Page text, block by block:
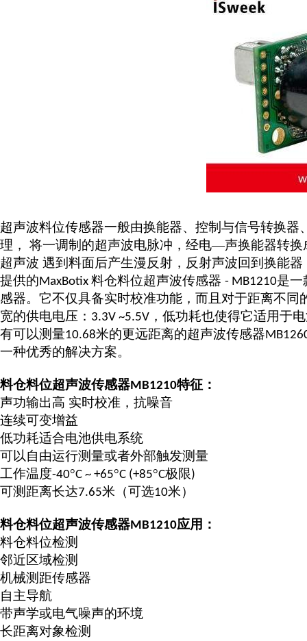
超声波料位传感器一般由换能器、控制与信号转换器
理，
将一调制的超声波电脉冲，经电—声换能器转换
超声波 遇到料面后产生漫反射，反射声波回到换能
提供的MaxBotix 料仓料位超声波传感器 - MB1210是一
感器。它不仅具备实时校准功能，而且对于距离不
宽的供电电压： 3.3V ~5.5V ，低功耗也使得它适用于
有可以测量10.68米的更远距离的超声波传感器
一种优秀的解决方案。
料仓料位超声波传感器MB1210特征：
声功输出高 实时校准，抗噪音
连续可变增益
低功耗适合电池供电系统
可以自由运行测量或者外部触发测量
工作温度-40°C ~ +65°C (+85°C极限)
可测距离长达7.65米（可选10米）
料仓料位超声波传感器MB1210应用：
料仓料位检测
邻近区域检测
机械测距传感器
自主导航
带声学或电气噪声的环境
长距离对象检测